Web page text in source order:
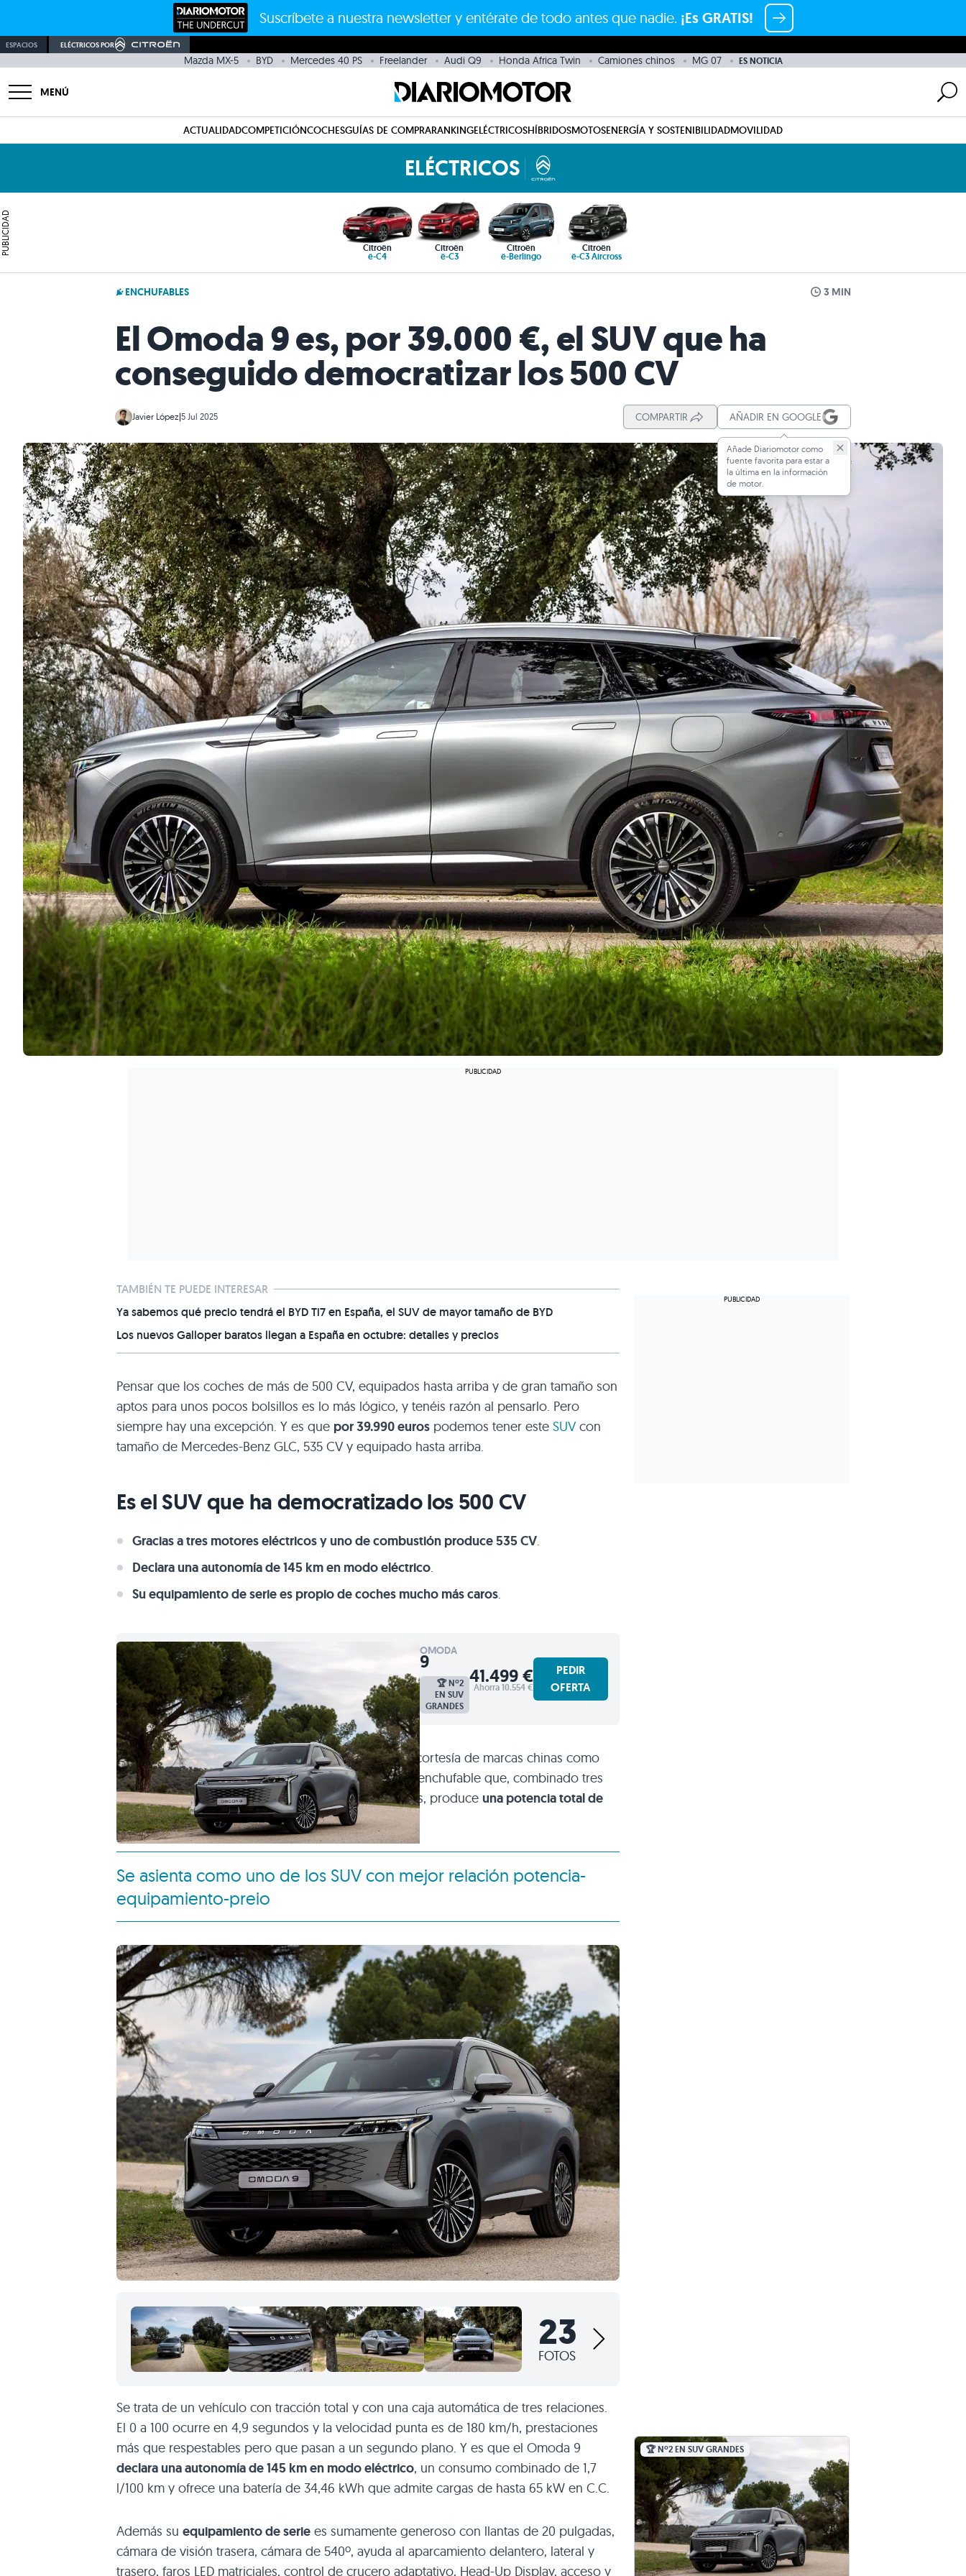
Suscríbete a nuestra newsletter y entérate de todo antes que nadie. ¡Es GRATIS!
ESPACIOS ELÉCTRICOS POR
Mazda MX-5 BYD Mercedes 40 PS Freelander Audi Q9 Honda Africa Twin Camiones chinos MG 07 ES NOTICIA
MENÚ
ACTUALIDADCOMPETICIÓNCOCHESGUÍAS DE COMPRARANKINGELÉCTRICOSHÍBRIDOSMOTOSENERGÍA Y SOSTENIBILIDADMOVILIDAD
ELÉCTRICOS
PUBLICIDAD Citroën
ë-C4
Citroën
ë-C3
Citroën
ë-Berlingo
Citroën
ë-C3 Aircross
ENCHUFABLES 3 MIN
El Omoda 9 es, por 39.000 €, el SUV que ha
conseguido democratizar los 500 CV
Javier López|5 Jul 2025 COMPARTIR AÑADIR EN GOOGLE
Añade Diariomotor como
fuente favorita para estar a
la última en la información
de motor.
TAMBIÉN TE PUEDE INTERESAR
Ya sabemos qué precio tendrá el BYD Ti7 en España, el SUV de mayor tamaño de BYD
Los nuevos Galloper baratos llegan a España en octubre: detalles y precios
Pensar que los coches de más de 500 CV, equipados hasta arriba y de gran tamaño son
aptos para unos pocos bolsillos es lo más lógico, y tenéis razón al pensarlo. Pero
siempre hay una excepción. Y es que por 39.990 euros podemos tener este SUVcon
tamaño de Mercedes-Benz GLC, 535 CV y equipado hasta arriba.
Es el SUV que ha democratizado los 500 CV
Gracias a tres motores eléctricos y uno de combustión produce 535 CV.
Declara una autonomía de 145 km en modo eléctrico.
Su equipamiento de serie es propio de coches mucho más caros.
OMODA
9
🏆 Nº2
EN SUV
GRANDES
41.499 €
Ahorra 10.554 €
PEDIR
OFERTA
Obviamente esto es posible, de momento, solo por cortesía de marcas chinas como
Omoday su Omoda 9. Hablamos de un SUV híbrido enchufable que, combinado tres
motores eléctricos con un cuatro cilindros de 1.5 litros, produce una potencia total de
535 CV y 650 Nm de par.
Se asienta como uno de los SUV con mejor relación potencia-
equipamiento-preio
23
FOTOS
Se trata de un vehículo con tracción total y con una caja automática de tres relaciones.
El 0 a 100 ocurre en 4,9 segundos y la velocidad punta es de 180 km/h, prestaciones
más que respestables pero que pasan a un segundo plano. Y es que el Omoda 9
declara una autonomía de 145 km en modo eléctrico, un consumo combinado de 1,7
l/100 km y ofrece una batería de 34,46 kWh que admite cargas de hasta 65 kW en C.C.
Además su equipamiento de serie es sumamente generoso con llantas de 20 pulgadas,
cámara de visión trasera, cámara de 540º, ayuda al aparcamiento delantero, lateral y
trasero, faros LED matriciales, control de crucero adaptativo, Head-Up Display, acceso y
🏆 Nº2 EN SUV GRANDES